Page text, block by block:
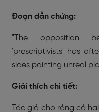
Đoạn dẫn chứng:
"The opposition
'prescriptivists' has
sides painting unreal
Giải thích chi tiết:
Tác giả cho rằng cả